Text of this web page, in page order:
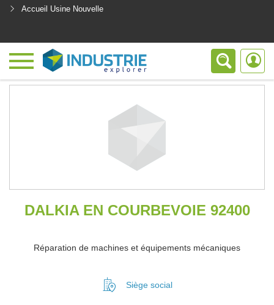
Accueil Usine Nouvelle
DALKIA EN COURBEVOIE 92400
Réparation de machines et équipements mécaniques
Siège social